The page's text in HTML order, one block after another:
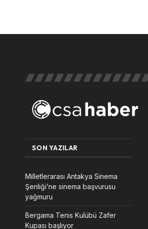
SON YAZILAR
Milletlerarası Antakya Sinema
Şenliği’ne sinema başvurusu
yağmuru
Bergama Tenis Kulübü Zafer
Kupası başlıyor